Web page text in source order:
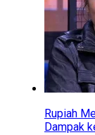
Rupiah
Dampak